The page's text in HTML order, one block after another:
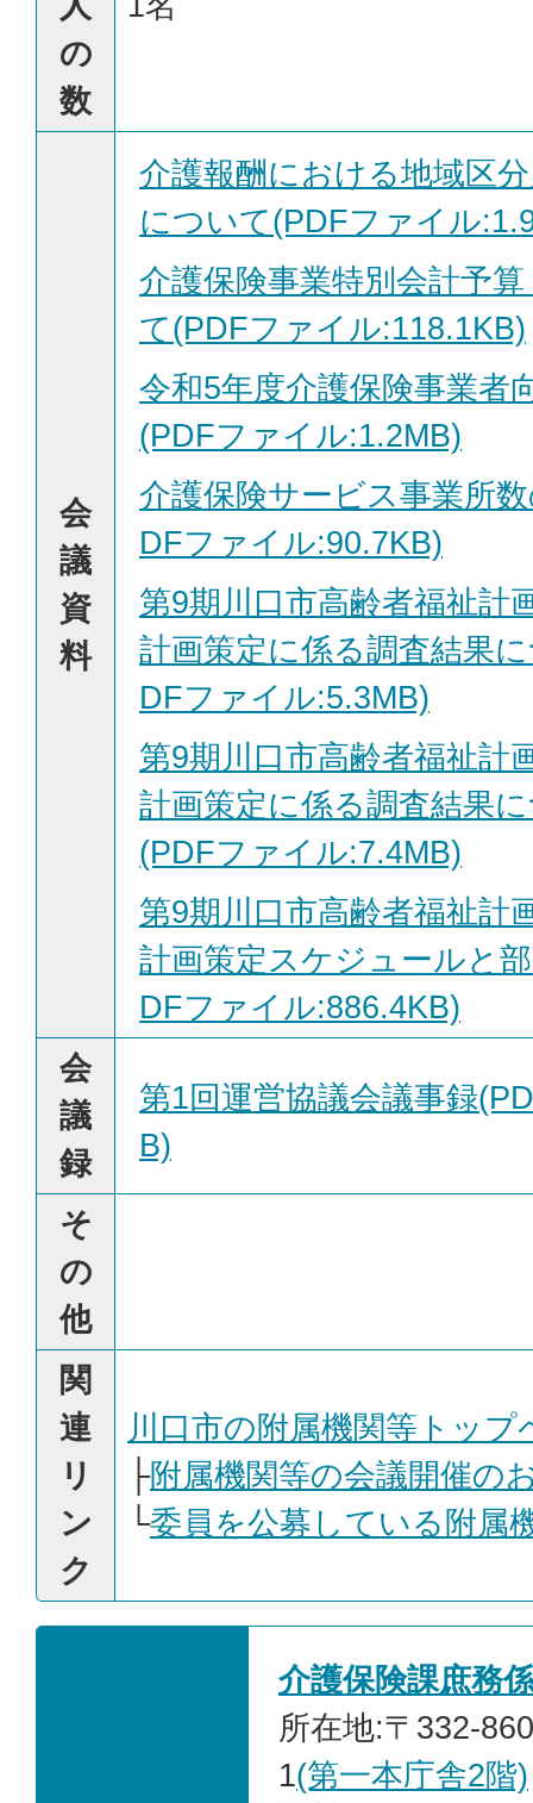
の
数
会
議
資
料
介護報酬における地域区
について(PDFファイル
介護保険事業特別会計予
て(PDFファイル:118.1KB)
令和5年度介護保険事業者
(PDFファイル:1.2MB)
介護保険サービス事業所
DFファイル:90.7KB)
第9期川口市高齢者福祉計
計画策定に係る調査結果
DFファイル:5.3MB)
第9期川口市高齢者福祉計
計画策定に係る調査結果
(PDFファイル:7.4MB)
第9期川口市高齢者福祉計
計画策定スケジュールと
DFファイル:886.4KB)
会
議
録
第1回運営協議会議事録
B)
そ
の
他
関
連
リ
ン
ク
川口市の附属機関等トップ
├附属機関等の会議開催の
└委員を公募している附属
介護保険課庶務
所在地:〒332-
1(第一本庁舎2階)